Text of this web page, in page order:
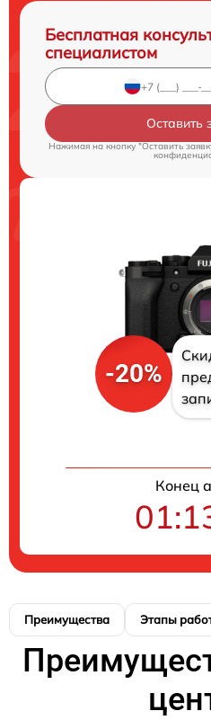
Бесплатная
специалистом
Оставить
Нажимая на кнопку "Оставить
-20%
Конец
Преимущества Этапы